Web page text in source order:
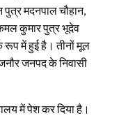
पुत्र मदनपाल चौहान,
कमल कुमार पुत्र भूदेव
रूप में हुई है। तीनों मूल
जनपद के निवासी
में पेश कर दिया है।